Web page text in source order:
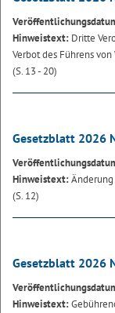
Hinweistext: Dritte
Verbot des Führens von
(S. 13 - 20)
Gesetzblatt 2026
Hinweistext:
(S. 12)
Gesetzblatt 2026
Hinweistext: